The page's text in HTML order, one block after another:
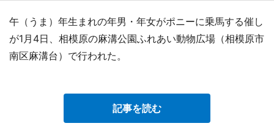
午（うま）年生まれの年男・年女がポニーに乗馬する催し
が1月4日、相模原の麻溝公園ふれあい動物広場（相模原市
南区麻溝台）で行われた。
記事を読む